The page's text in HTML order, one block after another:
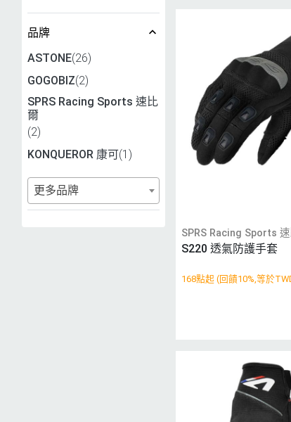
品牌
ASTONE(26)
GOGOBIZ(2)
SPRS Racing Sports 速比
爾
(2)
KONQUEROR 康可(1)
更多品牌
SPRS Racing Sports
S220 透氣防護手套
168點起 (回饋10%,等於